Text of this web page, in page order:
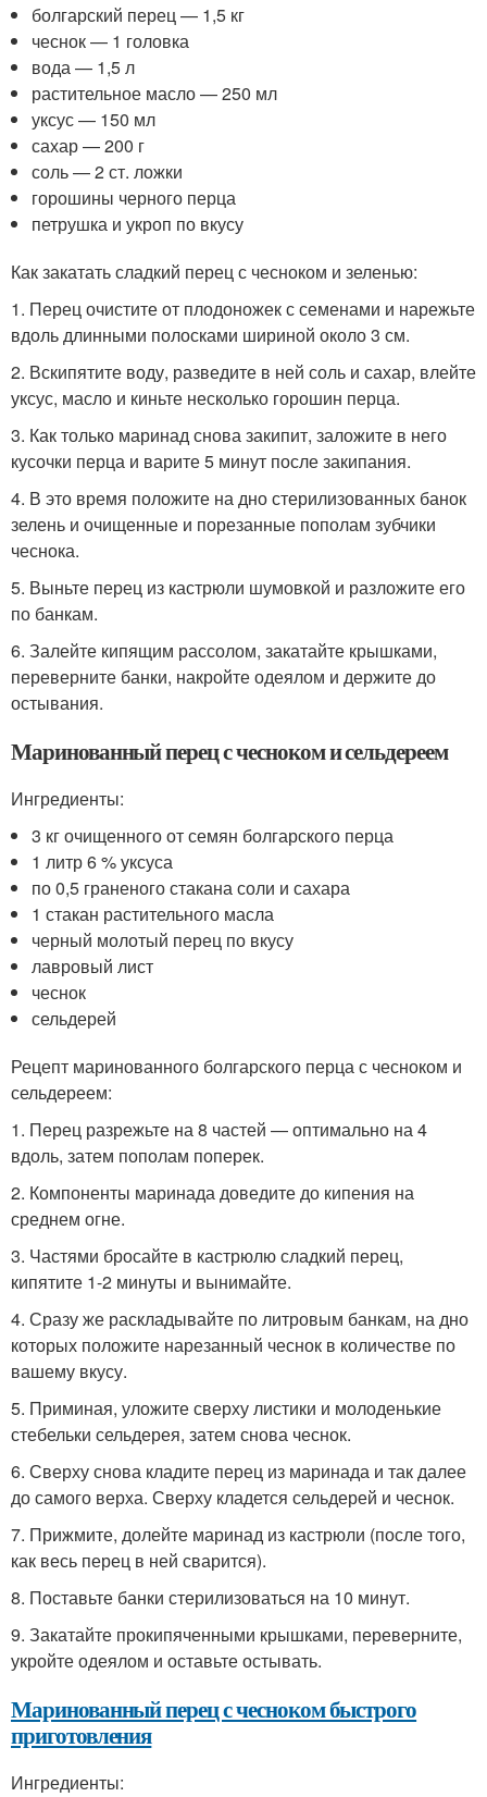
болгарский перец — 1,5 кг
чеснок — 1 головка
вода — 1,5 л
растительное масло — 250 мл
уксус — 150 мл
сахар — 200 г
соль — 2 ст. ложки
горошины черного перца
петрушка и укроп по вкусу
Как закатать сладкий перец с чесноком и зеленью:
1. Перец очистите от плодоножек с семенами и нарежьте
вдоль длинными полосками шириной около 3 см.
2. Вскипятите воду, разведите в ней соль и сахар, влейте
уксус, масло и киньте несколько горошин перца.
3. Как только маринад снова закипит, заложите в него
кусочки перца и варите 5 минут после закипания.
4. В это время положите на дно стерилизованных банок
зелень и очищенные и порезанные пополам зубчики
чеснока.
5. Выньте перец из кастрюли шумовкой и разложите его
по банкам.
6. Залейте кипящим рассолом, закатайте крышками,
переверните банки, накройте одеялом и держите до
остывания.
Маринованный перец с чесноком и сельдереем
Ингредиенты:
3 кг очищенного от семян болгарского перца
1 литр 6 % уксуса
по 0,5 граненого стакана соли и сахара
1 стакан растительного масла
черный молотый перец по вкусу
лавровый лист
чеснок
сельдерей
Рецепт маринованного болгарского перца с чесноком и
сельдереем:
1. Перец разрежьте на 8 частей — оптимально на 4
вдоль, затем пополам поперек.
2. Компоненты маринада доведите до кипения на
среднем огне.
3. Частями бросайте в кастрюлю сладкий перец,
кипятите 1-2 минуты и вынимайте.
4. Сразу же раскладывайте по литровым банкам, на дно
которых положите нарезанный чеснок в количестве по
вашему вкусу.
5. Приминая, уложите сверху листики и молоденькие
стебельки сельдерея, затем снова чеснок.
6. Сверху снова кладите перец из маринада и так далее
до самого верха. Сверху кладется сельдерей и чеснок.
7. Прижмите, долейте маринад из кастрюли (после того,
как весь перец в ней сварится).
8. Поставьте банки стерилизоваться на 10 минут.
9. Закатайте прокипяченными крышками, переверните,
укройте одеялом и оставьте остывать.
Маринованный перец с чесноком быстрого
приготовления
Ингредиенты: